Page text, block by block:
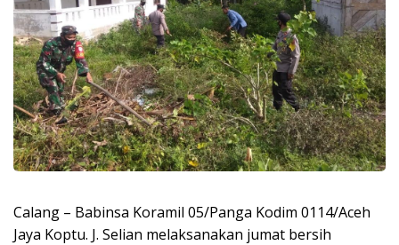
Calang – Babinsa Koramil 05/Panga Kodim 0114/Aceh
Jaya Koptu. J. Selian melaksanakan jumat bersih